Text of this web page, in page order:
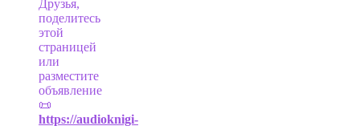
Друзья,
поделитесь
этой
страницей
или
разместите
объявление
📜
https://audioknigi-